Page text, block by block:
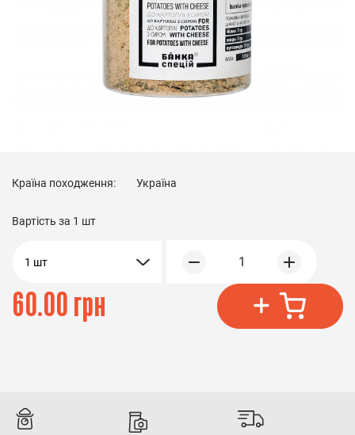
Країна походження: Україна
Вартість за 1 шт
1 шт 1
60.00 грн